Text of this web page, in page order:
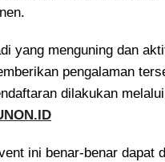
yang menguning dan
pengalaman
dilakukan
ini benar-benar dapat